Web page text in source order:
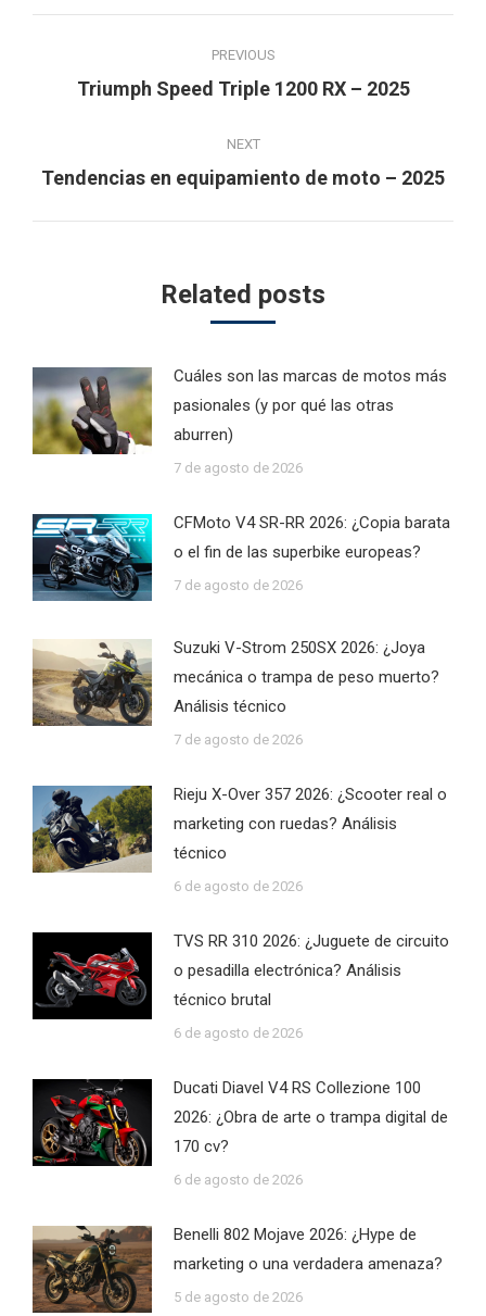
navigation
PREVIOUS
Previous
Triumph Speed Triple 1200 RX – 2025
NEXT
Next
Tendencias en equipamiento de moto – 2025
Related posts
Cuáles son las marcas de motos más
pasionales (y por qué las otras
aburren)
7 de agosto de 2026
CFMoto V4 SR-RR 2026: ¿Copia barata
o el fin de las superbike europeas?
7 de agosto de 2026
Suzuki V-Strom 250SX 2026: ¿Joya
mecánica o trampa de peso muerto?
Análisis técnico
7 de agosto de 2026
Rieju X-Over 357 2026: ¿Scooter real o
marketing con ruedas? Análisis
técnico
6 de agosto de 2026
TVS RR 310 2026: ¿Juguete de circuito
o pesadilla electrónica? Análisis
técnico brutal
6 de agosto de 2026
Ducati Diavel V4 RS Collezione 100
2026: ¿Obra de arte o trampa digital de
170 cv?
6 de agosto de 2026
Benelli 802 Mojave 2026: ¿Hype de
marketing o una verdadera amenaza?
5 de agosto de 2026